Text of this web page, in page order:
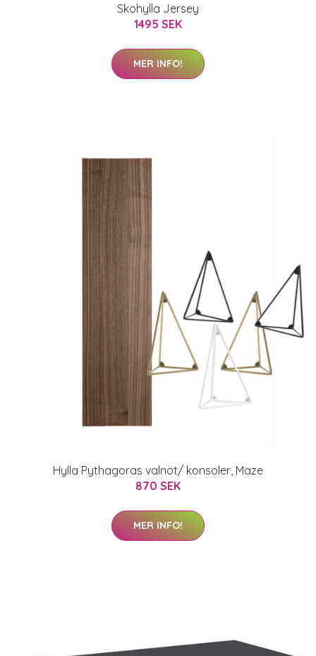
Skohylla Jersey
1495 SEK
MER INFO!
Hylla Pythagoras valnöt/ konsoler, Maze
870 SEK
MER INFO!